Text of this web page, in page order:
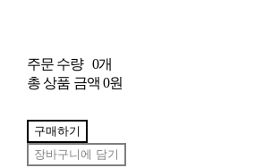
주문 수량 0개
총 상품 금액 0원
구매하기
장바구니에 담기